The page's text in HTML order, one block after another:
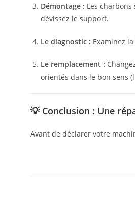
Démontage : Les
dévissez le support.
Le diagnostic : Examinez
Le remplacement :
orientés dans le bon sens
💡 Conclusion : Une
Avant de déclarer votre